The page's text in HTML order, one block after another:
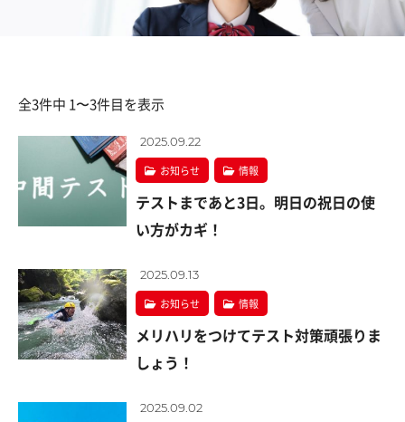
全3件中 1〜3件目を表示
2025.09.22
お知らせ
情報
テストまであと3日。明日の祝日の使
い方がカギ！
2025.09.13
お知らせ
情報
メリハリをつけてテスト対策頑張りま
しょう！
2025.09.02